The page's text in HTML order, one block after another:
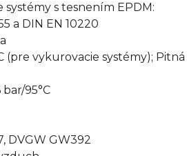
s tesnením EPDM:
a DIN EN 10220
(pre vykurovacie systémy); Pitná
bar/95°C
DVGW GW392